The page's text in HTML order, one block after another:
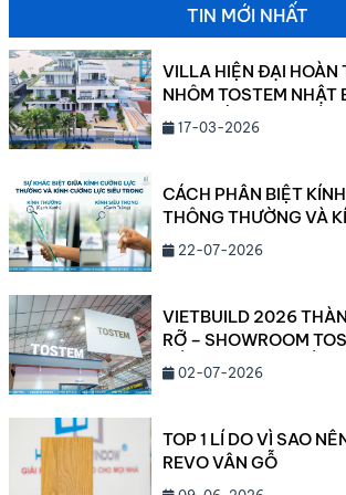
THÔNG TIN LIÊN HỆ TƯ VẤN
TIN MỚI NHẤT
VILLA HIỆN ĐẠI HOÀN
NHÔM TOSTEM NHẬT
MỰC SỐNG CAO CẤP
17-03-2026
CÁCH PHÂN BIỆT
THÔNG THƯỜNG VÀ
LỰC SIÊU TRONG
22-07-2026
VIETBUILD 2026
RỠ – SHOWROOM
CẦN THƠ ĐANG DẦN
02-07-2026
TOP 1 LÍ DO VÌ SAO
REVO VÂN GỖ